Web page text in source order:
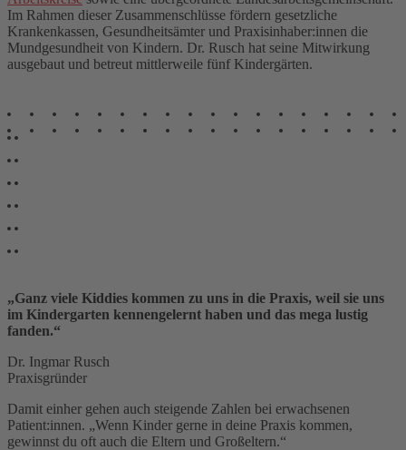
Im Rahmen dieser Zusammenschlüsse fördern gesetzliche
Krankenkassen, Gesundheitsämter und Praxisinhaber:innen die
Mundgesundheit von Kindern. Dr. Rusch hat seine Mitwirkung
ausgebaut und betreut mittlerweile fünf Kindergärten.
„Ganz viele Kiddies kommen zu uns in die Praxis, weil sie uns
im Kindergarten kennengelernt haben und das mega lustig
fanden.“
Dr. Ingmar Rusch
Praxisgründer
Damit einher gehen auch steigende Zahlen bei erwachsenen
Patient:innen. „Wenn Kinder gerne in deine Praxis kommen,
gewinnst du oft auch die Eltern und Großeltern.“